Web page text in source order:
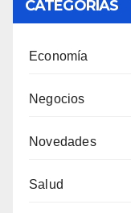
CATEGORÍAS
Economía
Negocios
Novedades
Salud